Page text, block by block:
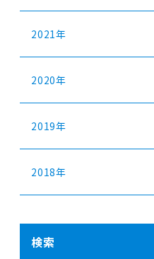
2021年
2020年
2019年
2018年
検索